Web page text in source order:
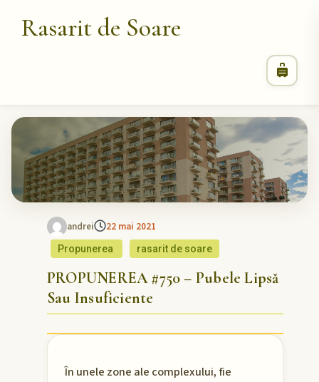
Rasarit de Soare
andrei 22 mai 2021
Propunerea rasarit de soare
PROPUNEREA #750 – Pubele Lipsă
Sau Insuficiente
În unele zone ale complexului, fie